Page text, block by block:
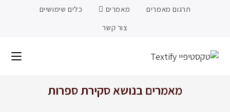
תרגום מאמרים מאמרים
כלים שימושיים
צור קשר
מאמרים בנושא סקירת ספרות